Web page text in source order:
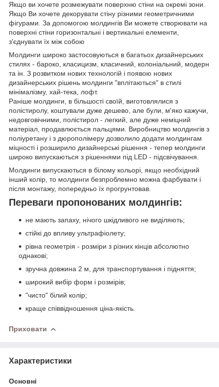
Якщо ви хочете розмежувати поверхню стіни на окремі зони.
Якщо Ви хочете декорувати стіну різними геометричними
фігурами. За допомогою молдингів Ви можете створювати на
поверхні стіни горизонтальні і вертикальні елементи,
з'єднувати їх між собою
Молдинги широко застосовуються в багатьох дизайнерських
стилях - бароко, класицизм, класичний, колоніальний, модерн
та ін. З розвитком нових технологій і появою нових
дизайнерських рішень молдинги "вплітаються" в стилі
мінімалізму, хай-тека, лофт.
Раніше молдинги, в більшості своїй, виготовлялися з
полістиролу, коштували дуже дешево, але були, м'яко кажучи,
недовговічними, полістирол - легкий, але дуже неміцний
матеріал, продавлюється пальцями. Виробництво молдингів з
поліуретану і з дюрополімеру дозволило додати молдингам
міцності і розширило дизайнерські рішення - тепер молдинги
широко випускаються з рішеннями під LED - підсвічування.
Молдинги випускаються в білому кольорі, якщо необхідний
інший колір, то молдинги безпроблемно можна фарбувати і
після монтажу, попередньо їх прогрунтовав.
Переваги пропонованих молдингів:
не мають запаху, нічого шкідливого не виділяють;
стійкі до впливу ультрафіолету;
рівна геометрія - розміри з різних кінців абсолютно
однакові;
зручна довжина 2 м, для транспортування і підняття;
широкий вибір форм і розмірів;
"чисто" білий колір;
краще співвідношення ціна-якість.
Приховати
Характеристики
Основні